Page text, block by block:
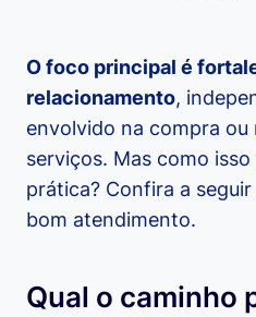
O foco principal é
relacionamento,
envolvido na compra
serviços. Mas como
prática? Confira a
bom atendimento.
Qual o caminho